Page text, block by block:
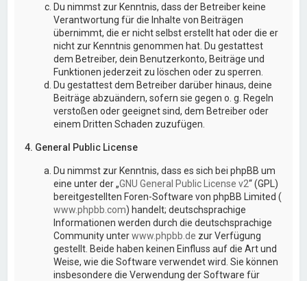
Du nimmst zur Kenntnis, dass der Betreiber keine
Verantwortung für die Inhalte von Beiträgen
übernimmt, die er nicht selbst erstellt hat oder die er
nicht zur Kenntnis genommen hat. Du gestattest
dem Betreiber, dein Benutzerkonto, Beiträge und
Funktionen jederzeit zu löschen oder zu sperren.
Du gestattest dem Betreiber darüber hinaus, deine
Beiträge abzuändern, sofern sie gegen o. g. Regeln
verstoßen oder geeignet sind, dem Betreiber oder
einem Dritten Schaden zuzufügen.
4. General Public License
Du nimmst zur Kenntnis, dass es sich bei phpBB um
eine unter der „GNU General Public License v2“ (GPL)
bereitgestellten Foren-Software von phpBB Limited (
www.phpbb.com) handelt; deutschsprachige
Informationen werden durch die deutschsprachige
Community unterwww.phpbb.de zur Verfügung
gestellt. Beide haben keinen Einfluss auf die Art und
Weise, wie die Software verwendet wird. Sie können
insbesondere die Verwendung der Software für